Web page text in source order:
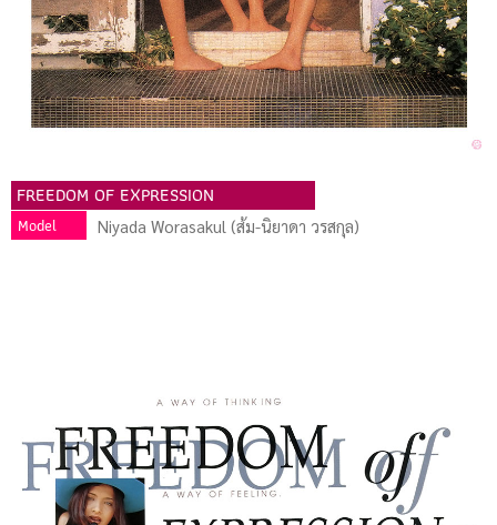
FREEDOM OF EXPRESSION
Model Niyada Worasakul (ส้ม-นิยาดา วรสกุล)